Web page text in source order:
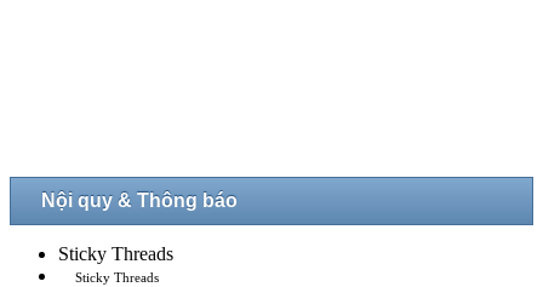
Nội quy & Thông báo
Sticky Threads
Sticky Threads